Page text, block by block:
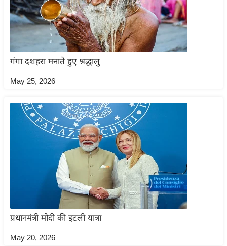
मि
स्तं
भ
ए
म
.
र
र
स
मी
गंगा दशहरा मनाते हुए श्रद्धालु
May 25, 2026
प्रधानमंत्री मोदी की इटली यात्रा
May 20, 2026